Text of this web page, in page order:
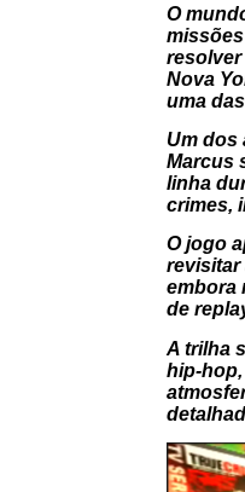
O
resolver
Nova
uma
Um dos
Marcus
linha
crimes,
O jogo
revisitar
embora
de
A trilha
hip-